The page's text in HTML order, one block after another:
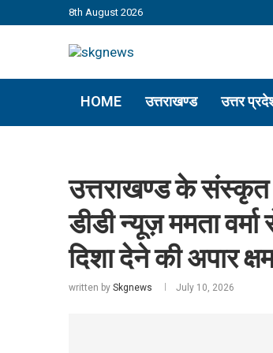
8th August 2026
HOME उत्तराखण्ड उत्तर
उत्तराखण्ड के संस्कृत
डीडी न्यूज़ ममता
दिशा देने की अपार
written by Skgnews July 10, 2026